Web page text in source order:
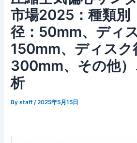
市場2025：種類別
径：50mm、ディ
150mm、ディスク
300mm、その他
析
Bystaff /2025年5月15日